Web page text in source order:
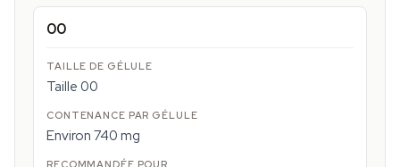
00
Taille 00
Environ 740 mg